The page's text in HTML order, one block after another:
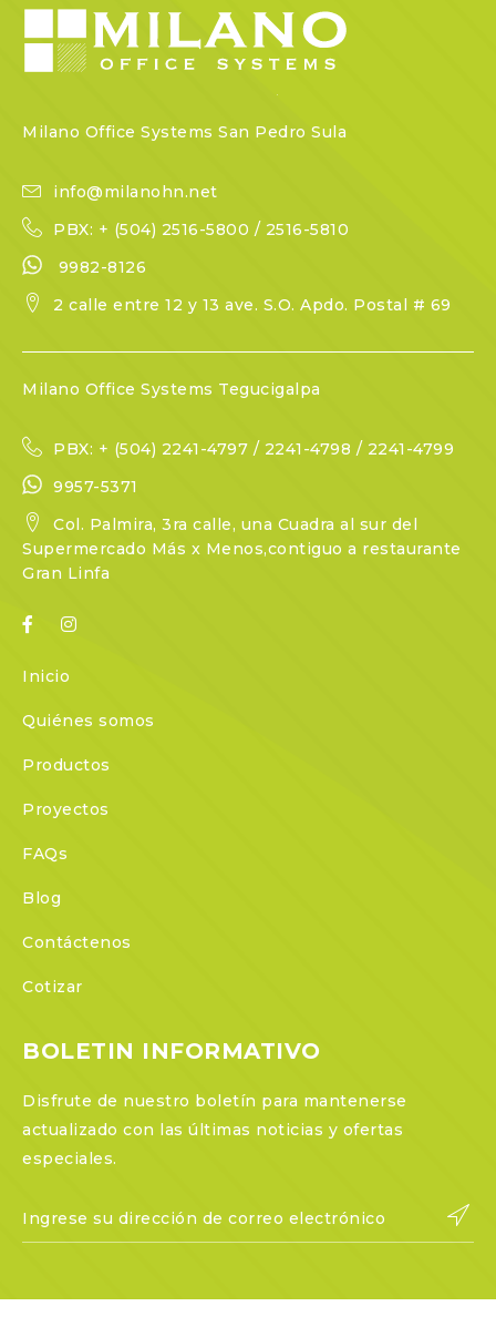
Milano Office Systems San Pedro Sula
info@milanohn.net
PBX: + (504) 2516-5800 / 2516-5810
9982-8126
2 calle entre 12 y 13 ave. S.O. Apdo. Postal # 69
Milano Office Systems Tegucigalpa
PBX: + (504) 2241-4797 / 2241-4798 / 2241-4799
9957-5371
Col. Palmira, 3ra calle, una Cuadra al sur del
Supermercado Más x Menos,contiguo a restaurante
Gran Linfa
Inicio
Quiénes somos
Productos
Proyectos
FAQs
Blog
Contáctenos
Cotizar
BOLETIN INFORMATIVO
Disfrute de nuestro boletín para mantenerse
actualizado con las últimas noticias y ofertas
especiales.